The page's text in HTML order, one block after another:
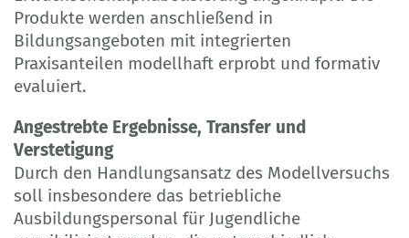
Produkte werden anschließend in
Bildungsangeboten mit integrierten
Praxisanteilen modellhaft erprobt und formativ
evaluiert.
Angestrebte Ergebnisse, Transfer und
Verstetigung
Durch den Handlungsansatz des Modellversuchs
soll insbesondere das betriebliche
Ausbildungspersonal für Jugendliche